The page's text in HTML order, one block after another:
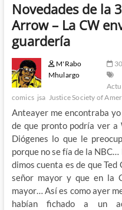
Novedades de la
Arrow – La CW
guardería
M'Rabo
Mhulargo
comics jsa Justice Society of
Anteayer me encontraba
de que pronto podría ver
Diógenes lo que le
porque no se fía de la
dimos cuenta es de que
señor mayor y que en la
mayor… Así es como ayer
habían fichado a un